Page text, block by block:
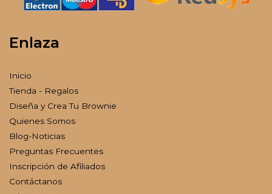
Enlaza
Inicio
Tienda - Regalos
Diseña y Crea Tu Brownie
Quienes Somos
Blog-Noticias
Preguntas Frecuentes
Inscripción de Afiliados
Contáctanos